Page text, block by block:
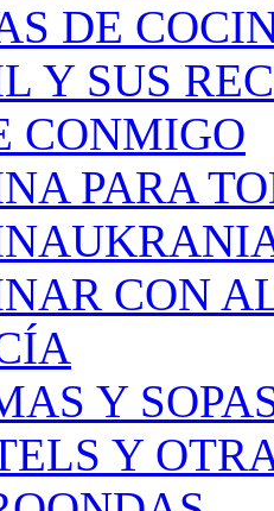
DE
Y SUS
CONMIGO
PARA
CON
Y
Y